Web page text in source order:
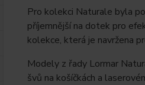
Pro kolekci Naturale byla
příjemnější na dotek pro
kolekce, která je navržena
Modely z řady Lormar
švů na košíčkách a